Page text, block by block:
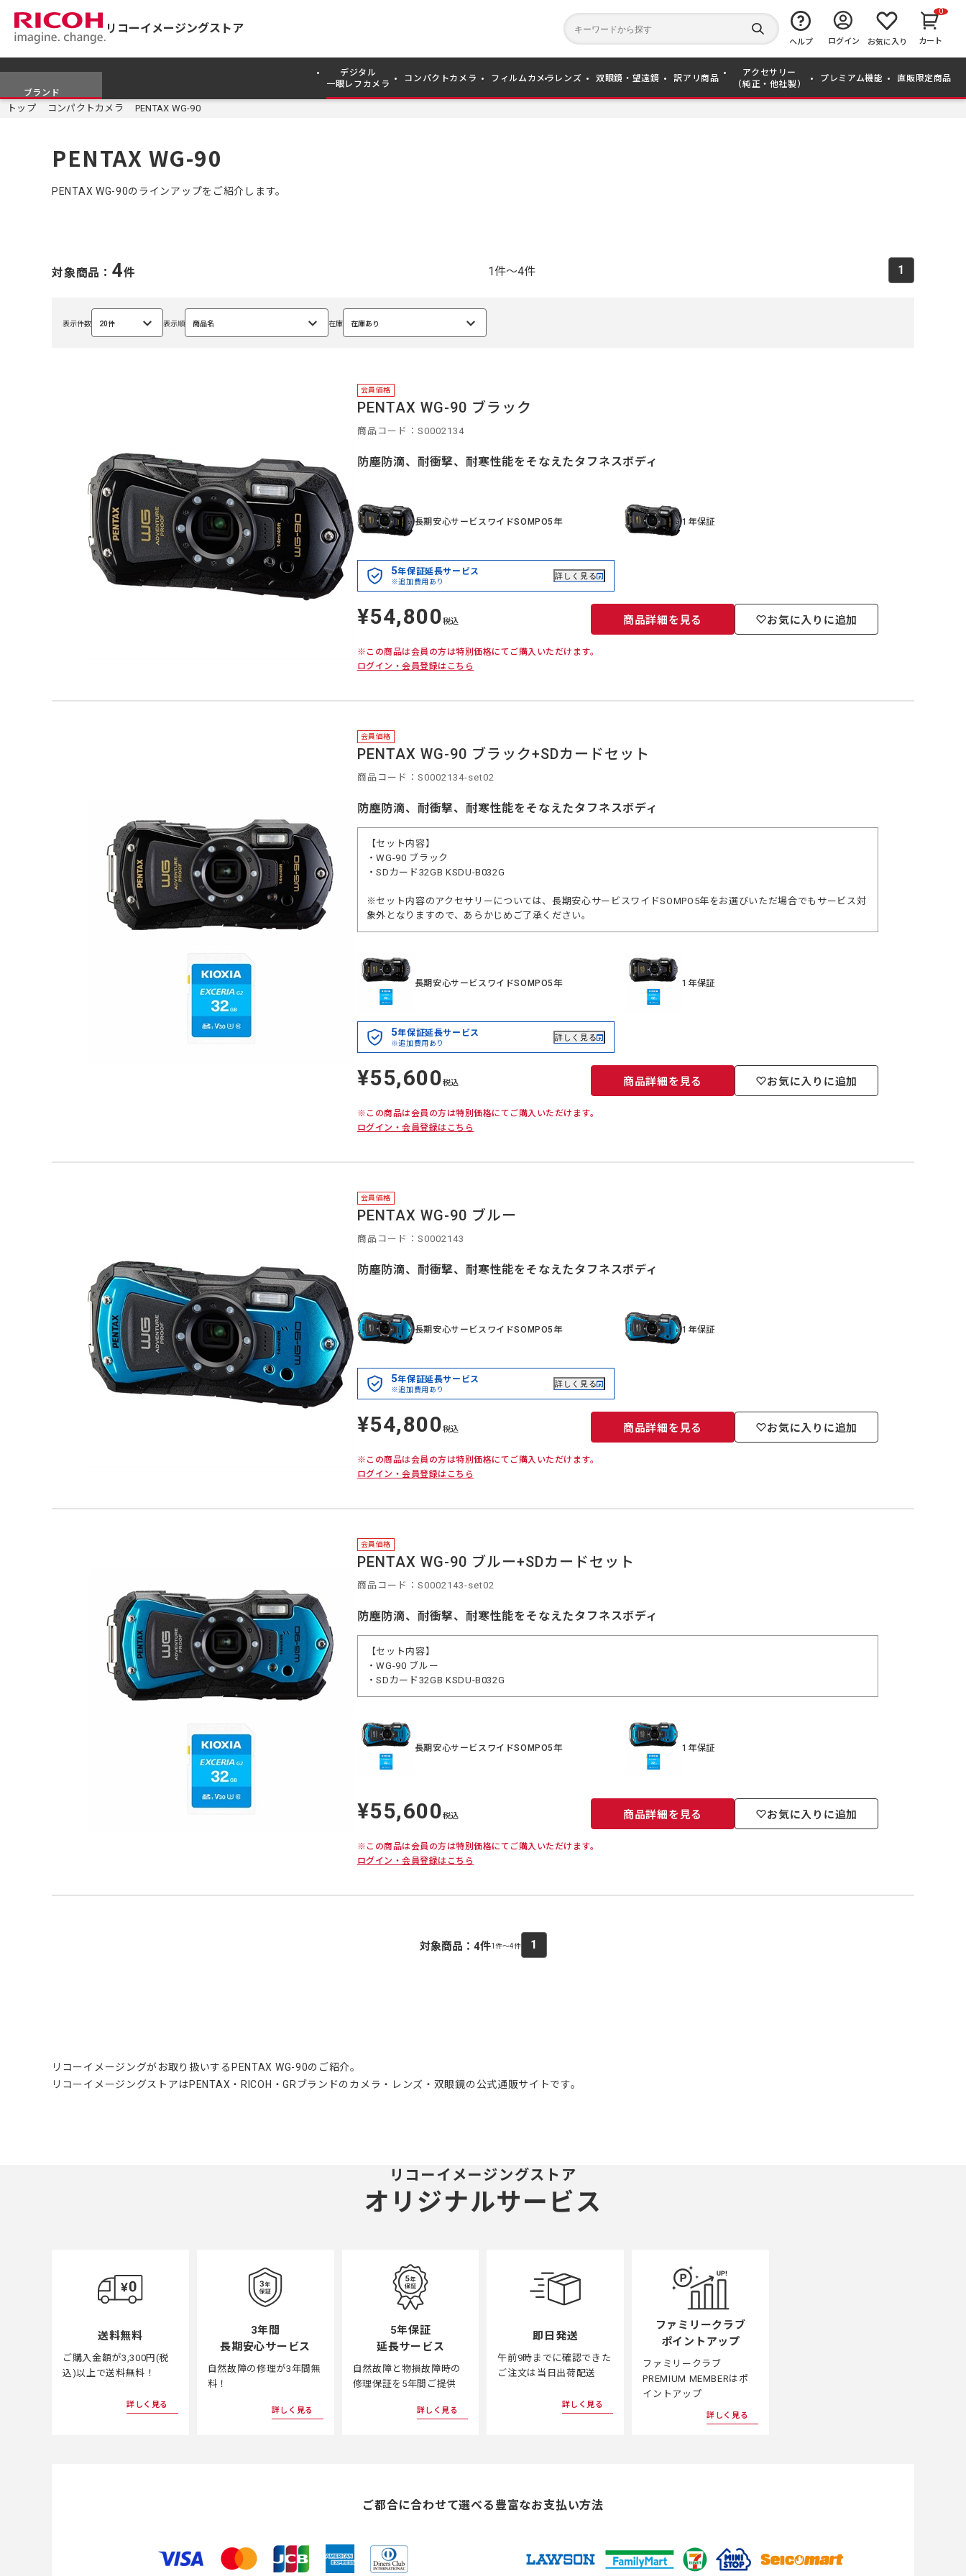
リコーイメージングストア
か
ら
検
索
す
る
ヘルプ ログイン お気に入り
0
カート
ブランド
デジタル
一眼レフカメラ
コンパクトカメラ フィルムカメラ レンズ 双眼鏡・望遠鏡 訳アリ商品
アクセサリー
（純正・他社製）
プレミアム機能 直販限定商品
トップ コンパクトカメラ PENTAX WG-90
PENTAX WG-90
PENTAX WG-90のラインアップをご紹介します。
対象商品： 4件 1件～4件 1
表示件数 20件
選
択
表示順 商品名
選
択
在庫 在庫あり
選
択
会員価格
PENTAX WG-90 ブラック
商品コード：S0002134
防塵防滴、耐衝撃、耐寒性能をそなえたタフネスボディ
長期安心サービスワイドSOMPO5年 1年保証
5年保証延長サービス
※追加費用あり
詳しく見る
定
価
¥54,800税込 商品詳細を見る お気に入りに追加
※この商品は会員の方は特別価格にてご購入いただけます。
ログイン・会員登録はこちら
会員価格
PENTAX WG-90 ブラック+SDカードセット
商品コード：S0002134-set02
防塵防滴、耐衝撃、耐寒性能をそなえたタフネスボディ
【セット内容】
・WG-90 ブラック
・SDカード32GB KSDU-B032G
※セット内容のアクセサリーについては、長期安心サービスワイドSOMPO5年をお選びいただ場合でもサービス対
象外となりますので、あらかじめご了承ください。
長期安心サービスワイドSOMPO5年 1年保証
5年保証延長サービス
※追加費用あり
詳しく見る
定
価
¥55,600税込 商品詳細を見る お気に入りに追加
※この商品は会員の方は特別価格にてご購入いただけます。
ログイン・会員登録はこちら
会員価格
PENTAX WG-90 ブルー
商品コード：S0002143
防塵防滴、耐衝撃、耐寒性能をそなえたタフネスボディ
長期安心サービスワイドSOMPO5年 1年保証
5年保証延長サービス
※追加費用あり
詳しく見る
定
価
¥54,800税込 商品詳細を見る お気に入りに追加
※この商品は会員の方は特別価格にてご購入いただけます。
ログイン・会員登録はこちら
会員価格
PENTAX WG-90 ブルー+SDカードセット
商品コード：S0002143-set02
防塵防滴、耐衝撃、耐寒性能をそなえたタフネスボディ
【セット内容】
・WG-90 ブルー
・SDカード32GB KSDU-B032G
長期安心サービスワイドSOMPO5年 1年保証
定
価
¥55,600税込 商品詳細を見る お気に入りに追加
※この商品は会員の方は特別価格にてご購入いただけます。
ログイン・会員登録はこちら
対象商品： 4件1件～4件 1
リコーイメージングがお取り扱いするPENTAX WG-90のご紹介。
リコーイメージングストアはPENTAX・RICOH・GRブランドのカメラ・レンズ・双眼鏡の公式通販サイトです。
リコーイメージングストア
オリジナルサービス
送料無料
ご購入金額が3,300円(税
込)以上で送料無料！
詳しく見る
3年間
長期安心サービス
自然故障の修理が3年間無
料！
詳しく見る
5年保証
延長サービス
自然故障と物損故障時の
修理保証を5年間ご提供
詳しく見る
即日発送
午前9時までに確認できた
ご注文は当日出荷配送
詳しく見る
ファミリークラブ
ポイントアップ
ファミリークラブ
PREMIUM MEMBERはポ
イントアップ
詳しく見る
ご都合に合わせて選べる 豊富なお支払い方法